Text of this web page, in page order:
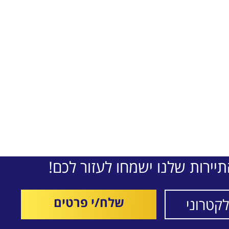
שלנו ישמחו לעזור לכם!
שלח/י פרטים